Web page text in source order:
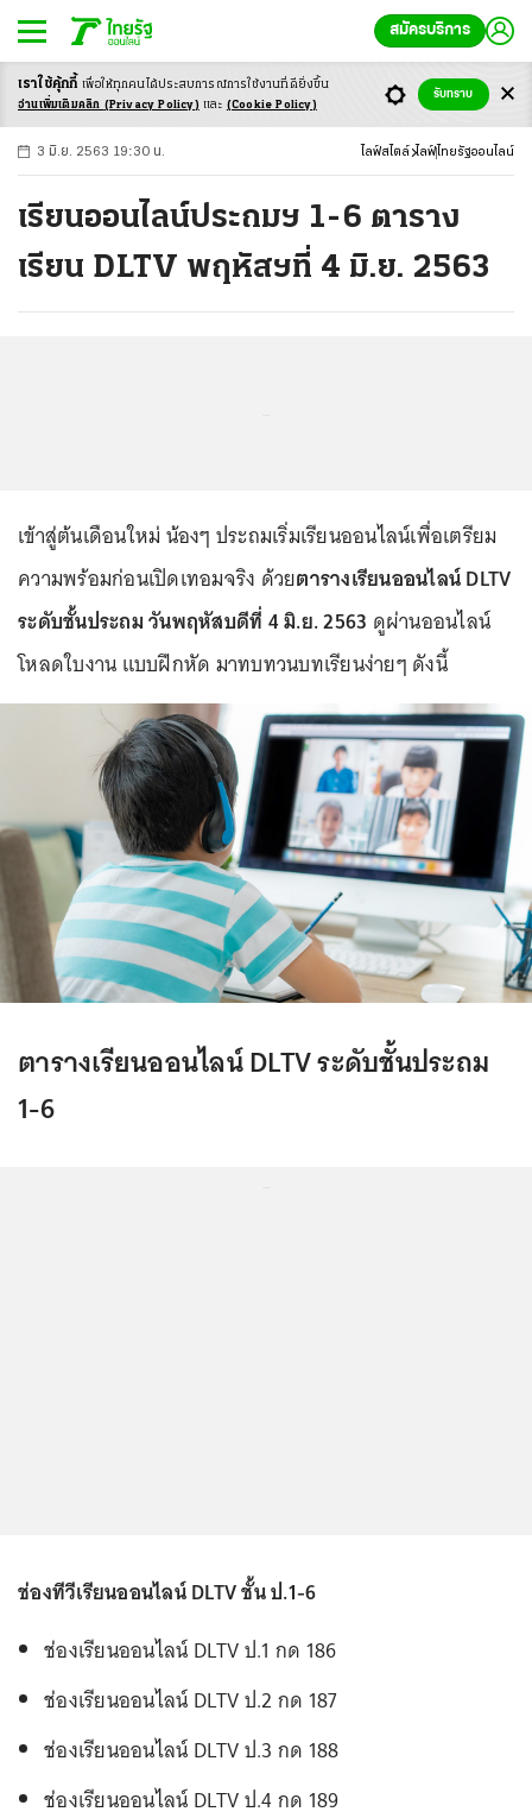
สมัครบริการ
-ก ก ก+
3 มิ.ย. 2563 19:30 น. ไลฟ์สไตล์ ไลฟ์ไทยรัฐออนไลน์
เรียนออนไลน์ประถมฯ 1-6 ตาราง
เรียน DLTV พฤหัสฯที่ 4 มิ.ย. 2563
เข้าสู่ต้นเดือนใหม่ น้องๆ ประถมเริ่มเรียนออนไลน์เพื่อเตรียม
ความพร้อมก่อนเปิดเทอมจริง ด้วยตารางเรียนออนไลน์ DLTV
ระดับชั้นประถม วันพฤหัสบดีที่ 4 มิ.ย. 2563 ดูผ่านออนไลน์
โหลดใบงาน แบบฝึกหัด มาทบทวนบทเรียนง่ายๆ ดังนี้
ตารางเรียนออนไลน์ DLTV ระดับชั้นประถม
1-6
ช่องทีวีเรียนออนไลน์ DLTV ชั้น ป.1-6
ช่องเรียนออนไลน์ DLTV ป.1 กด 186
ช่องเรียนออนไลน์ DLTV ป.2 กด 187
ช่องเรียนออนไลน์ DLTV ป.3 กด 188
ช่องเรียนออนไลน์ DLTV ป.4 กด 189
เราใช้คุ้กกี้ เพื่อให้ทุกคนได้ประสบการณ์การใช้งานที่ดียิ่งขึ้น
อ่านเพิ่มเติมคลิก (Privacy Policy) และ (Cookie Policy)
รับทราบ